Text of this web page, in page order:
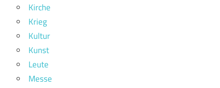
Kirche
Krieg
Kultur
Kunst
Leute
Messe